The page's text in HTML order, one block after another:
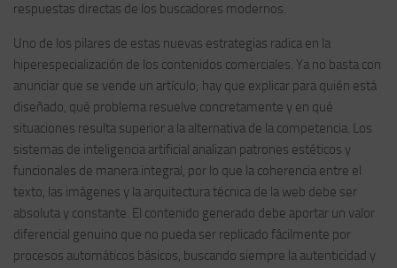
respuestas directas de los buscadores modernos.
Uno de los pilares de estas nuevas estrategias radica en la
hiperespecialización de los contenidos comerciales. Ya no basta con
anunciar que se vende un artículo; hay que explicar para quién está
diseñado, qué problema resuelve concretamente y en qué
situaciones resulta superior a la alternativa de la competencia. Los
sistemas de inteligencia artificial analizan patrones estéticos y
funcionales de manera integral, por lo que la coherencia entre el
texto, las imágenes y la arquitectura técnica de la web debe ser
absoluta y constante. El contenido generado debe aportar un valor
diferencial genuino que no pueda ser replicado fácilmente por
procesos automáticos básicos, buscando siempre la autenticidad y